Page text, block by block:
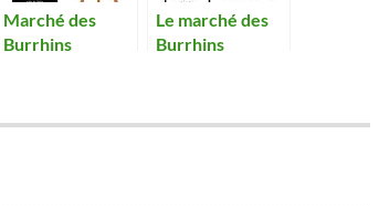
Marché des
Burrhins
Le marché des
Burrhins